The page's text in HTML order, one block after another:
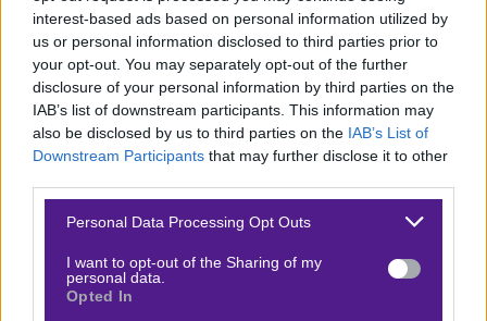
interest-based ads based on personal information utilized by
us or personal information disclosed to third parties prior to
your opt-out. You may separately opt-out of the further
disclosure of your personal information by third parties on the
IAB’s list of downstream participants. This information may
also be disclosed by us to third parties on the IAB’s List of
Downstream Participants that may further disclose it to other
Please note that this website/app uses one or more Google
not limited to your visit or usage behaviour. You may click to
grant or deny consent to Google and its third-party tags to
use your data for below specified purposes in below Google
Personal Data Processing Opt Outs
I want to opt-out of the Sharing of my
personal data.
Opted In
αντίδραση από χθες. Βλέπεις την Arbaa στην 14ηθέση
στις 16 ομάδες με ρεκόρ 2-2-8 και την CR Temouchent
στην δεύτερη με ρεκόρ 7-4-1 (εκ των οποίων 5-0-0
εκτός έδρας!) και δεν μπορείς παρά να δώσεις δίκιο
στον μπουκ, που βγαίνει με την φιλοξενούμενη φαβορί.
Αλλά… Η έδρα είναι περίεργο πράγμα στην Αλγερία.
Ακόμα και ο πολύ καλύτερος στο γήπεδο ζορίζεται. Σε
έχει και ιστορία πρόσφατη στη Ligue 1, η Temouchent
δεν είναι σωστό να δίνεται φαβορί, λόγω του νόμου